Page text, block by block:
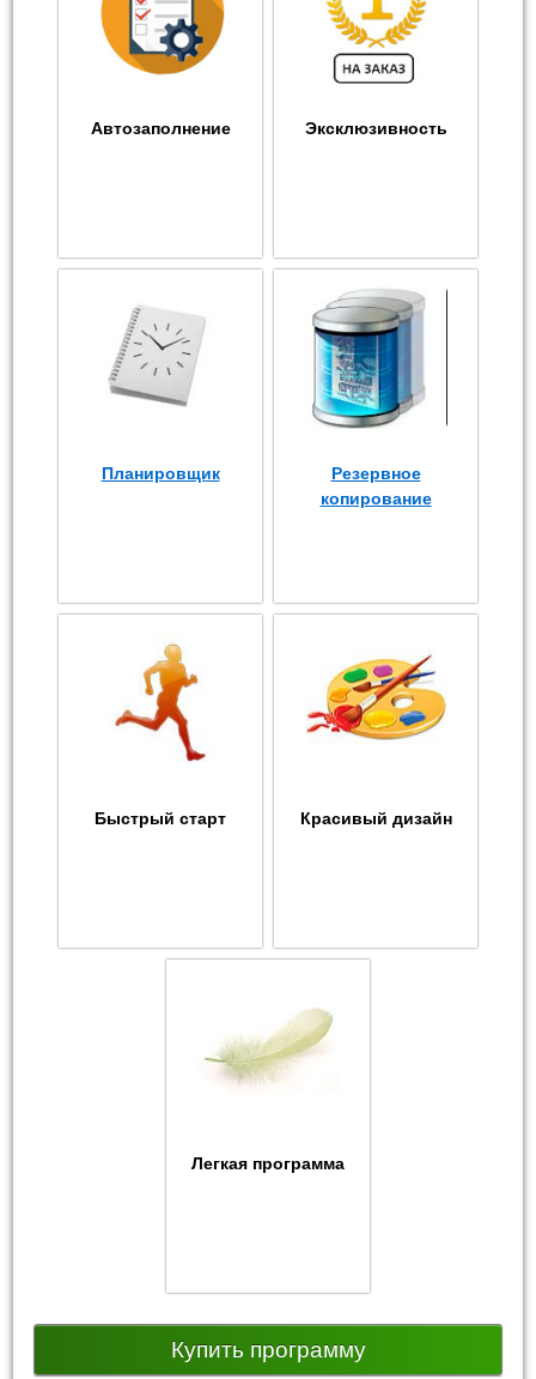
Автозаполнение Эксклюзивность
Планировщик
Резервное
копирование
Быстрый старт Красивый дизайн
Легкая программа
Купить программу